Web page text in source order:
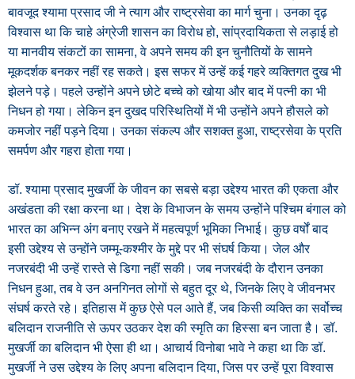
बावजूद श्यामा प्रसाद जी ने त्याग और राष्ट्रसेवा का मार्ग चुना। उनका दृढ़
विश्वास था कि चाहे अंग्रेजी शासन का विरोध हो, सांप्रदायिकता से लड़ाई हो
या मानवीय संकटों का सामना, वे अपने समय की इन चुनौतियों के सामने
मूकदर्शक बनकर नहीं रह सकते। इस सफर में उन्हें कई गहरे व्यक्तिगत दुख भी
झेलने पड़े। पहले उन्होंने अपने छोटे बच्चे को खोया और बाद में पत्नी का भी
निधन हो गया। लेकिन इन दुखद परिस्थितियों में भी उन्होंने अपने हौसले को
कमजोर नहीं पड़ने दिया। उनका संकल्प और सशक्त हुआ, राष्ट्रसेवा के प्रति
समर्पण और गहरा होता गया।
डॉ. श्यामा प्रसाद मुखर्जी के जीवन का सबसे बड़ा उद्देश्य भारत की एकता और
अखंडता की रक्षा करना था। देश के विभाजन के समय उन्होंने पश्चिम बंगाल को
भारत का अभिन्न अंग बनाए रखने में महत्वपूर्ण भूमिका निभाई। कुछ वर्षों बाद
इसी उद्देश्य से उन्होंने जम्मू-कश्मीर के मुद्दे पर भी संघर्ष किया। जेल और
नजरबंदी भी उन्हें रास्ते से डिगा नहीं सकी। जब नजरबंदी के दौरान उनका
निधन हुआ, तब वे उन अनगिनत लोगों से बहुत दूर थे, जिनके लिए वे जीवनभर
संघर्ष करते रहे। इतिहास में कुछ ऐसे पल आते हैं, जब किसी व्यक्ति का सर्वोच्च
बलिदान राजनीति से ऊपर उठकर देश की स्मृति का हिस्सा बन जाता है। डॉ.
मुखर्जी का बलिदान भी ऐसा ही था। आचार्य विनोबा भावे ने कहा था कि डॉ.
मुखर्जी ने उस उद्देश्य के लिए अपना बलिदान दिया, जिस पर उन्हें पूरा विश्वास